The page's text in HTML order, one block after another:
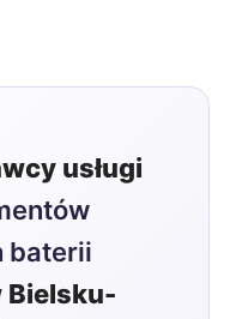
usługi
baterii
Bielsku-